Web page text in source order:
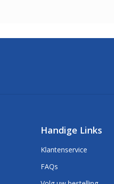
Handige Links
Klantenservice
FAQs